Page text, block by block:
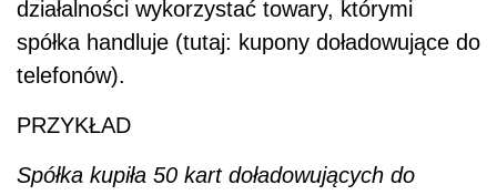
działalności wykorzystać towary, którymi
spółka handluje (tutaj: kupony doładowujące do
telefonów).
PRZYKŁAD
Spółka kupiła 50 kart doładowujących do